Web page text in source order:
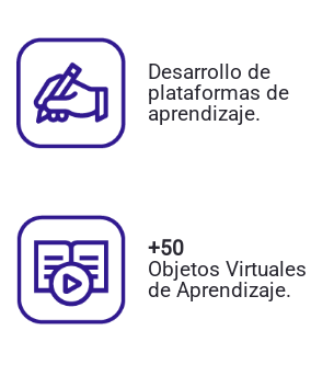
Desarrollo de
plataformas de
aprendizaje.
+50
Objetos Virtuales
de Aprendizaje.